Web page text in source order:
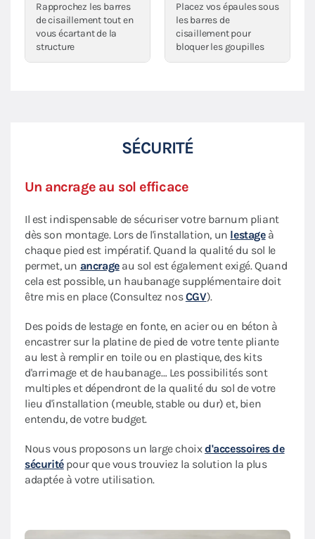
Rapprochez les barres
de cisaillement tout en
vous écartant de la
structure
Placez vos épaules sous
les barres de
cisaillement pour
bloquer les goupilles
SÉCURITÉ
Un ancrage au sol efficace
Il est indispensable de sécuriser votre barnum pliant
dès son montage. Lors de l'installation, un lestageà
chaque pied est impératif. Quand la qualité du sol le
permet, un ancrageau sol est également exigé. Quand
cela est possible, un haubanage supplémentaire doit
être mis en place (Consultez nosCGV).
Des poids de lestage en fonte, en acier ou en béton à
encastrer sur la platine de pied de votre tente pliante
au lest à remplir en toile ou en plastique, des kits
d'arrimage et de haubanage… Les possibilités sont
multiples et dépendront de la qualité du sol de votre
lieu d'installation (meuble, stable ou dur) et, bien
entendu, de votre budget.
Nous vous proposons un large choixd'accessoires de
sécuritépour que vous trouviez la solution la plus
adaptée à votre utilisation.